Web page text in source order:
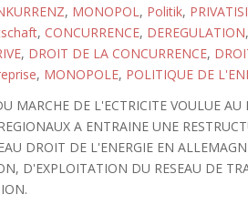
, MONOPOL, Politik,
, CONCURRENCE, DEREGULATION,
, DROIT DE LA CONCURRENCE,
, MONOPOLE, POLITIQUE DE
MARCHE DE L'ECTRICITE VOULUE AU
A ENTRAINE UNE
DROIT DE L'ENERGIE EN
D'EXPLOITATION DU RESEAU DE